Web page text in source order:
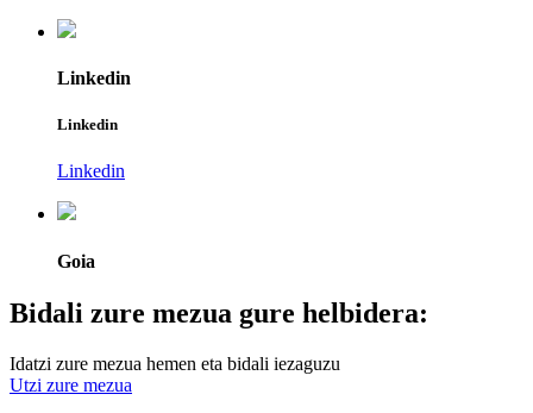
Linkedin
Linkedin
Linkedin
Goia
Bidali zure mezua gure helbidera:
Idatzi zure mezua hemen eta bidali iezaguzu
Utzi zure mezua